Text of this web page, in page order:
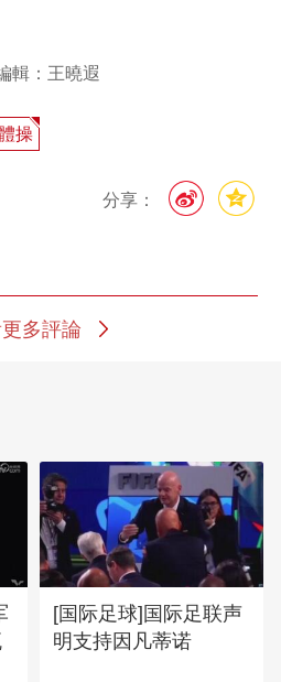
輯：王曉遐
操
分享：
多評論
[国际足球]国际足联声
明支持因凡蒂诺